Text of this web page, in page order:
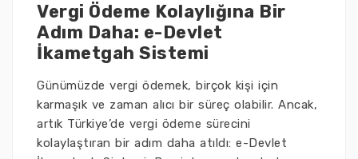
Vergi Ödeme Kolaylığına Bir
Adım Daha: e-Devlet
İkametgah Sistemi
Günümüzde vergi ödemek, birçok kişi için
karmaşık ve zaman alıcı bir süreç olabilir. Ancak,
artık Türkiye’de vergi ödeme sürecini
kolaylaştıran bir adım daha atıldı: e-Devlet